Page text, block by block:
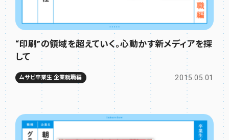
“印刷”の領域を超えていく。心動かす新メディアを探
して
ムサビ卒業生 企業就職編 2015.05.01